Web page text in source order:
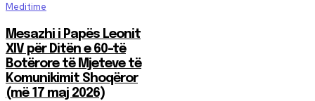
Meditime
Mesazhi i Papës Leonit
XIV për Ditën e 60-të
Botërore të Mjeteve të
Komunikimit Shoqëror
(më 17 maj 2026)